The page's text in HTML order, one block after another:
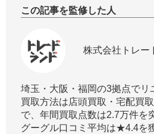
この記事を監修した人
株式会社トレー
埼玉・大阪・福岡の3拠点でリ
買取方法は店頭買取・宅配買
で、年間買取点数は2.7万件を
グーグル口コミ平均は★4.4を